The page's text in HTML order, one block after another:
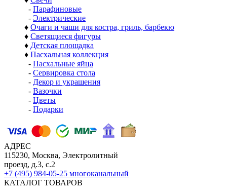
- Парафиновые
- Электрические
♦ Очаги и чаши для костра, гриль, барбекю
♦ Светящиеся фигуры
♦ Детская площадка
♦ Пасхальная коллекция
- Пасхальные яйца
- Сервировка стола
- Декор и украшения
- Вазочки
- Цветы
- Подарки
АДРЕС
115230, Москва, Электролитный
проезд, д.3, с.2
+7 (495) 984-05-25 многоканальный
КАТАЛОГ ТОВАРОВ